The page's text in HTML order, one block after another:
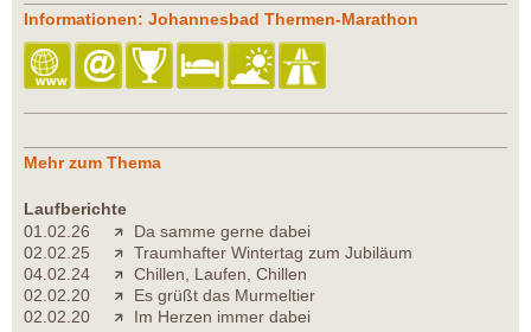
Informationen: Johannesbad Thermen-Marathon
Mehr zum Thema
Laufberichte
01.02.26
Da samme gerne dabei
02.02.25
Traumhafter Wintertag zum Jubiläum
04.02.24
Chillen, Laufen, Chillen
02.02.20
Es grüßt das Murmeltier
02.02.20
Im Herzen immer dabei